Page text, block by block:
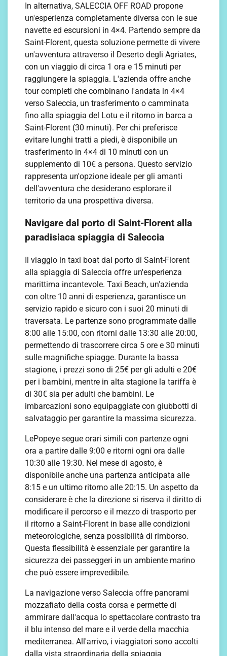
In alternativa, SALECCIA OFF ROAD propone
un'esperienza completamente diversa con le sue
navette ed escursioni in 4×4. Partendo sempre da
Saint-Florent, questa soluzione permette di vivere
un'avventura attraverso il Deserto degli Agriates,
con un viaggio di circa 1 ora e 15 minuti per
raggiungere la spiaggia. L'azienda offre anche
tour completi che combinano l'andata in 4×4
verso Saleccia, un trasferimento o camminata
fino alla spiaggia del Lotu e il ritorno in barca a
Saint-Florent (30 minuti). Per chi preferisce
evitare lunghi tratti a piedi, è disponibile un
trasferimento in 4×4 di 10 minuti con un
supplemento di 10€ a persona. Questo servizio
rappresenta un'opzione ideale per gli amanti
dell'avventura che desiderano esplorare il
territorio da una prospettiva diversa.
Navigare dal porto di Saint-Florent alla
paradisiaca spiaggia di Saleccia
Il viaggio in taxi boat dal porto di Saint-Florent
alla spiaggia di Saleccia offre un'esperienza
marittima incantevole. Taxi Beach, un'azienda
con oltre 10 anni di esperienza, garantisce un
servizio rapido e sicuro con i suoi 20 minuti di
traversata. Le partenze sono programmate dalle
8:00 alle 15:00, con ritorni dalle 13:30 alle 20:00,
permettendo di trascorrere circa 5 ore e 30 minuti
sulle magnifiche spiagge. Durante la bassa
stagione, i prezzi sono di 25€ per gli adulti e 20€
per i bambini, mentre in alta stagione la tariffa è
di 30€ sia per adulti che bambini. Le
imbarcazioni sono equipaggiate con giubbotti di
salvataggio per garantire la massima sicurezza.
LePopeye segue orari simili con partenze ogni
ora a partire dalle 9:00 e ritorni ogni ora dalle
10:30 alle 19:30. Nel mese di agosto, è
disponibile anche una partenza anticipata alle
8:15 e un ultimo ritorno alle 20:15. Un aspetto da
considerare è che la direzione si riserva il diritto di
modificare il percorso e il mezzo di trasporto per
il ritorno a Saint-Florent in base alle condizioni
meteorologiche, senza possibilità di rimborso.
Questa flessibilità è essenziale per garantire la
sicurezza dei passeggeri in un ambiente marino
che può essere imprevedibile.
La navigazione verso Saleccia offre panorami
mozzafiato della costa corsa e permette di
ammirare dall'acqua lo spettacolare contrasto tra
il blu intenso del mare e il verde della macchia
mediterranea. All'arrivo, i viaggiatori sono accolti
dalla vista straordinaria della spiaggia